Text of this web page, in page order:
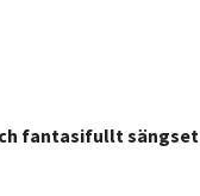
fantasifullt sängset